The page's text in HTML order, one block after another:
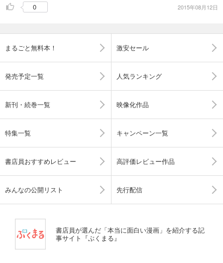
0 2015年08月12日
まるごと無料本！ 激安セール
発売予定一覧 人気ランキング
新刊・続巻一覧 映像化作品
特集一覧 キャンペーン一覧
書店員おすすめレビュー 高評価レビュー作品
みんなの公開リスト 先行配信
書店員が選んだ「本当に面白い漫画」を紹介する記
事サイト『ぶくまる』